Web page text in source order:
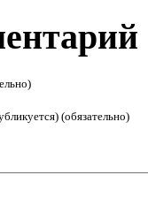
(обязательно)